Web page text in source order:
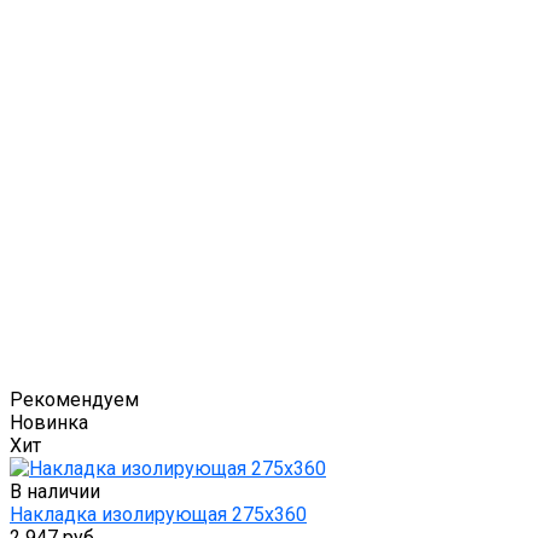
Рекомендуем
Новинка
Хит
В наличии
Накладка изолирующая 275х360